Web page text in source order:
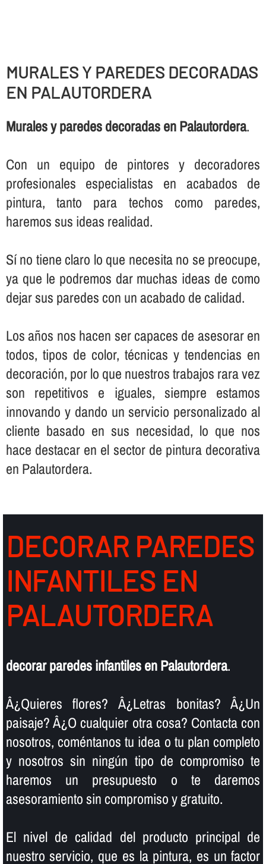
MURALES Y PAREDES DECORADAS
EN PALAUTORDERA
Murales y paredes decoradas en Palautordera.
Con un equipo de pintores y decoradores
profesionales especialistas en acabados de
pintura, tanto para techos como paredes,
haremos sus ideas realidad.
Sí­ no tiene claro lo que necesita no se preocupe,
ya que le podremos dar muchas ideas de como
dejar sus paredes con un acabado de calidad.
Los años nos hacen ser capaces de asesorar en
todos, tipos de color, técnicas y tendencias en
decoración, por lo que nuestros trabajos rara vez
son repetitivos e iguales, siempre estamos
innovando y dando un servicio personalizado al
cliente basado en sus necesidad, lo que nos
hace destacar en el sector de pintura decorativa
en Palautordera.
DECORAR PAREDES
INFANTILES EN
PALAUTORDERA
decorar paredes infantiles en Palautordera.
Â¿Quieres flores? Â¿Letras bonitas? Â¿Un
paisaje? Â¿O cualquier otra cosa? Contacta con
nosotros, coméntanos tu idea o tu plan completo
y nosotros sin ningún tipo de compromiso te
haremos un presupuesto o te daremos
asesoramiento sin compromiso y gratuito.
El nivel de calidad del producto principal de
nuestro servicio, que es la pintura, es un factor